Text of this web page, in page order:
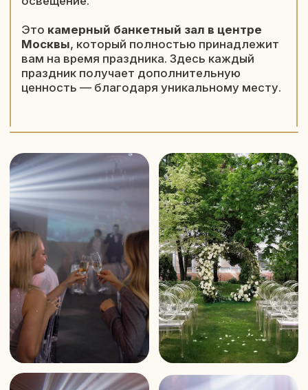
Мы предлагаем не просто «банкетное
меню», а гибкие гастрономические сценарии:
от классического европейского стола до
авторских дегустационных сетов с
Наш шеф формирует меню под формат и
стиль мероприятия: европейская кухня,
стильная подача, дегустационные сеты,
авторские закуски и фирменные коктейли.
Праздничное меню
и авторские блюда